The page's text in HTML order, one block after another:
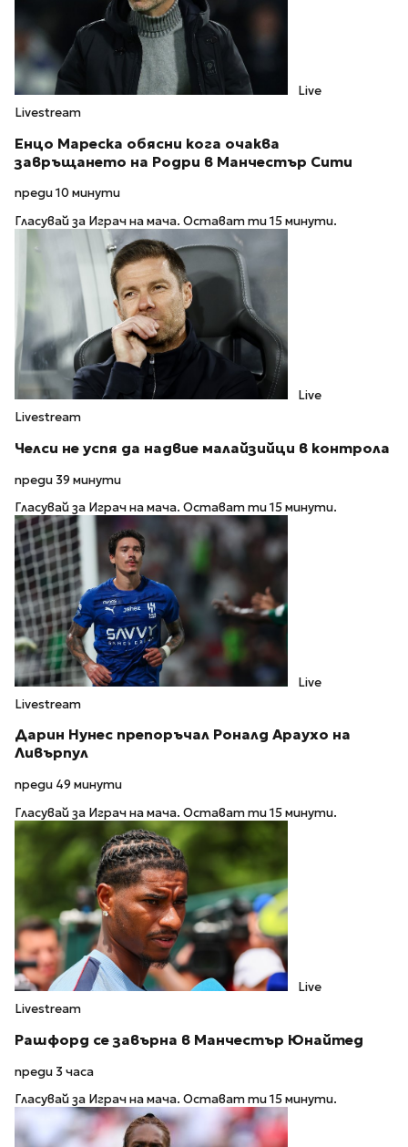
Live
Livestream
Енцо Мареска обясни кога очаква
завръщането на Родри в Манчестър Сити
преди 10 минути
Гласувай за Играч на мача. Остават ти 15 минути.
Live
Livestream
Челси не успя да надвие малайзийци в контрола
преди 39 минути
Гласувай за Играч на мача. Остават ти 15 минути.
Live
Livestream
Дарин Нунес препоръчал Роналд Араухо на
Ливърпул
преди 49 минути
Гласувай за Играч на мача. Остават ти 15 минути.
Live
Livestream
Рашфорд се завърна в Манчестър Юнайтед
преди 3 часа
Гласувай за Играч на мача. Остават ти 15 минути.